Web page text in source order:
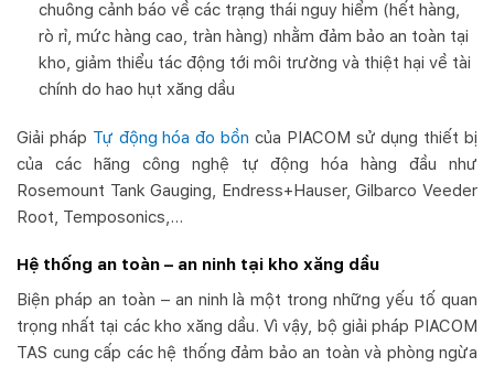
chuông cảnh báo về các trạng thái nguy hiểm (hết hàng,
rò rỉ, mức hàng cao, tràn hàng) nhằm đảm bảo an toàn tại
kho, giảm thiểu tác động tới môi trường và thiệt hại về tài
chính do hao hụt xăng dầu
Giải pháp Tự động hóa đo bồn của PIACOM sử dụng thiết bị
của các hãng công nghệ tự động hóa hàng đầu như
Rosemount Tank Gauging, Endress+Hauser, Gilbarco Veeder
Root, Temposonics,…
Hệ thống an toàn – an ninh tại kho xăng dầu
Biện pháp an toàn – an ninh là một trong những yếu tố quan
trọng nhất tại các kho xăng dầu. Vì vậy, bộ giải pháp PIACOM
TAS cung cấp các hệ thống đảm bảo an toàn và phòng ngừa